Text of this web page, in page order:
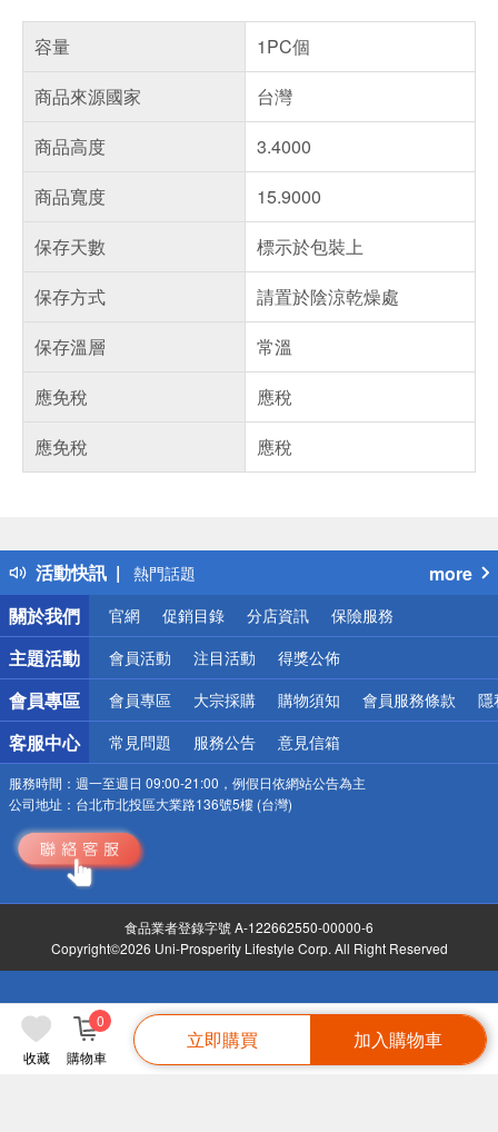
收藏 購物車
0
立即購買 加入購物車
容量
1PC個
商品來源國家
台灣
商品高度
3.4000
商品寬度
15.9000
保存天數
標示於包裝上
保存方式
請置於陰涼乾燥處
保存溫層
常溫
應免稅
應稅
應免稅
應稅
活動快訊
得獎公告
熱門話題
銀行優惠
偏遠地區配送
詐騙網頁！請小心！
more
關於我們
官網 促銷目錄 分店資訊 保險服務
主題活動 會員活動 注目活動 得獎公佈
會員專區 會員專區 大宗採購 購物須知 會員服務條款 隱
客服中心 常見問題 服務公告 意見信箱
服務時間： 週一至週日 09:00-21:00，例假日依網站公告為主
公司地址： 台北市北投區大業路136號5樓 (台灣)
食品業者登錄字號 A-122662550-00000-6
Copyright©2026 Uni-Prosperity Lifestyle Corp. All Right Reserved